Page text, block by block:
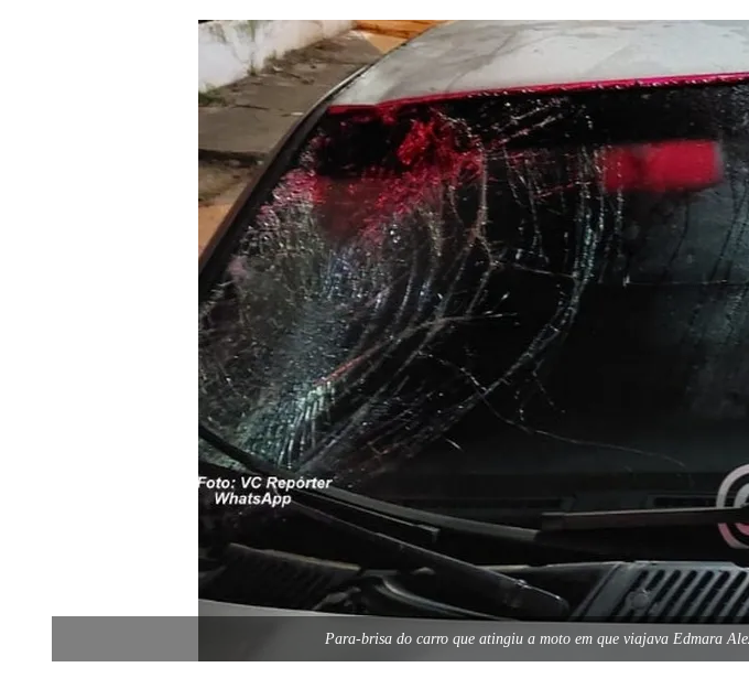
Para-brisa do carro que atingiu a moto em que viajava Edmara